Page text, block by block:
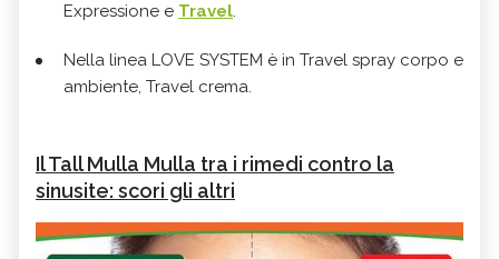
Expressione e Travel.
Nella linea LOVE SYSTEM è in Travel spray corpo e
ambiente, Travel crema.
Il Tall Mulla Mulla tra i rimedi contro la
sinusite: scori gli altri